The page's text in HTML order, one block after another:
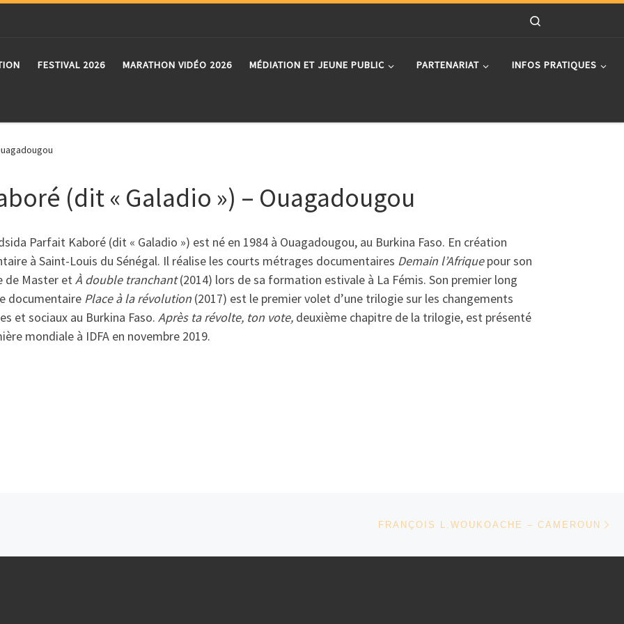
FESTIVAL 2026 MARATHON VIDÉO 2026 MÉDIATION ET JEUNE PUBLIC PARTENARIAT INFOS PRATIQUES
(dit « Galadio ») – Ouagadougou
Parfait Kaboré (dit « Galadio ») est né en 1984 à Ouagadougou, au Burkina Faso. En création
à Saint-Louis du Sénégal. Il réalise les courts métrages documentaires Demain l’Afriquepour son
de Master etÀ double tranchant(2014) lors de sa formation estivale à La Fémis. Son premier long
documentaire Place à la révolution (2017) est le premier volet d’une trilogie sur les changements
et sociaux au Burkina Faso. Après ta révolte, ton vote, deuxième chapitre de la trilogie, est présenté
mondiale à IDFA en novembre 2019.
FRANÇOIS L.WOUKOACHE – CAMEROUN